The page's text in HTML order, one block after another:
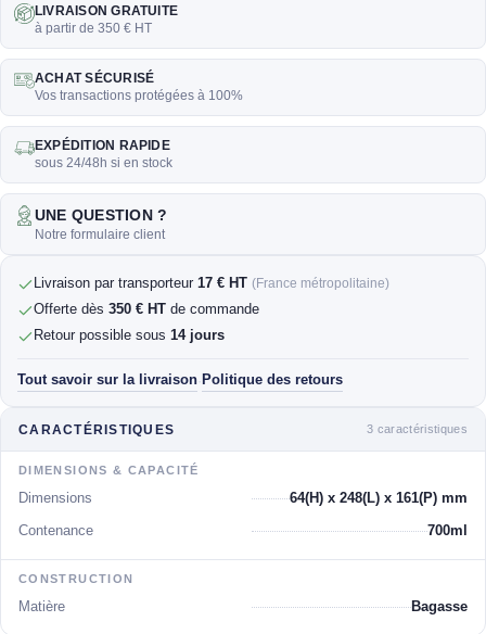
LIVRAISON GRATUITE
à partir de 350 € HT
ACHAT SÉCURISÉ
Vos transactions protégées à 100%
EXPÉDITION RAPIDE
sous 24/48h si en stock
UNE QUESTION ?
Notre formulaire client
Livraison par transporteur 17 € HT (France métropolitaine)
Offerte dès 350 € HT de commande
Retour possible sous 14 jours
Tout savoir sur la livraison· Politique des retours
CARACTÉRISTIQUES 3 caractéristiques
DIMENSIONS & CAPACITÉ
Dimensions 64(H) x 248(L) x 161(P) mm
Contenance 700ml
CONSTRUCTION
Matière Bagasse